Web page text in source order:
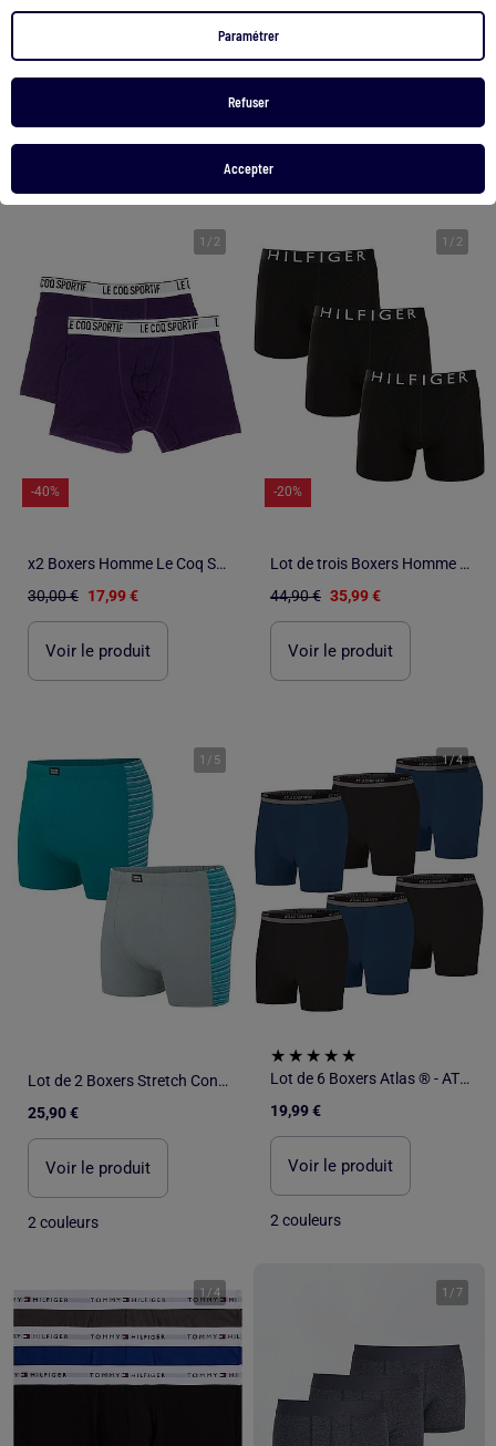
Paramétrer
Refuser
Accepter
12,00 €
Lot de 2 boxers 'Dim' unis
16,00 €
Exclu Web
1 / 2
-40%
x2 Boxers Homme Le Coq Sportif sport
30,00 € 17,99 €
Voir le produit
1 / 2
-20%
Lot de trois Boxers Homme Tommy Hilfiger UM0UM03690
44,90 € 35,99 €
Voir le produit
1 / 5
Lot de 2 Boxers Stretch Confort - ATLAS FOR MEN
25,90 €
Voir le produit
2 couleurs
1/4
Lot de 6 Boxers Atlas ® - ATLAS FOR MEN
19,99 €
Voir le produit
2 couleurs
1 /4 1 /7